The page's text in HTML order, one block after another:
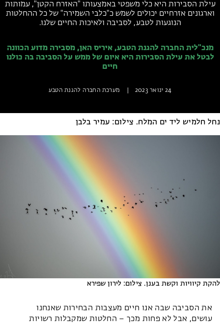
מחנות קיץ
מחנות קיץ
ארץ אהבתי – קבוצות טיולים למבוגרים
עילת הסבירות היא כלי משפטי באמצעותו "האזרח הקטן", עמותות
וארגונים אזרחיים יכולים לשמש כ"כלבי השמירה" של כל ההחלטות
הנוגעות לטבע, לסביבה ולאיכות החיים שלנו.
מנכ"לית החברה להגנת הטבע, איריס האן, מסבירה מדוע הכוונה
לבטל את עילת הסבירות היא איום של ממש על הסביבה בה כולנו
חיים
24 ינואר 2023 מערכת החברה להגנת הטבע
נחל חלמיש ליד ים המלח. צילום: עמיר בלבן
להקת קיוויות וקשת בענן. צילום: לירון שפירא
את הסביבה שבה אנו חיים מעצבות הבחירות שאנחנו
עושים, אבל לא פחות מכך – החלטות שמקבלות רשויות